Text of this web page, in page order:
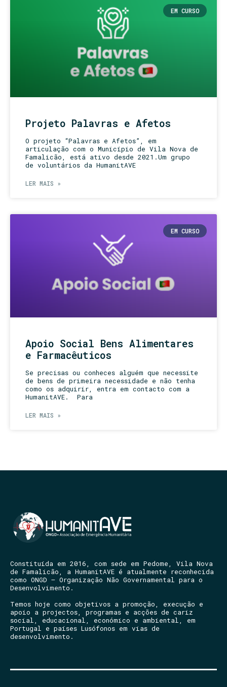
EM CURSO
Projeto Palavras e Afetos
O projeto “Palavras e Afetos”, em
articulação com o Município de Vila Nova de
Famalicão, está ativo desde 2021.Um grupo
de voluntários da HumanitAVE
LER MAIS »
EM CURSO
Apoio Social Bens Alimentares
e Farmacêuticos
Se precisas ou conheces alguém que necessite
de bens de primeira necessidade e não tenha
como os adquirir, entra em contacto com a
HumanitAVE. Para
LER MAIS »
Constituída em 2016, com sede em Pedome, Vila Nova
de Famalicão, a HumanitAVE é atualmente reconhecida
como ONGD – Organização Não Governamental para o
Desenvolvimento.
Temos hoje como objetivos a promoção, execução e
apoio a projectos, programas e acções de cariz
social, educacional, económico e ambiental, em
Portugal e países Lusófonos em vias de
desenvolvimento.